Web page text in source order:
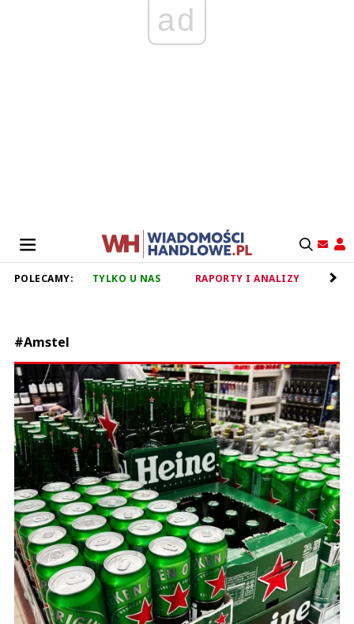
ad
POLECAMY: TYLKO U NAS RAPORTY I ANALIZY
#Amstel